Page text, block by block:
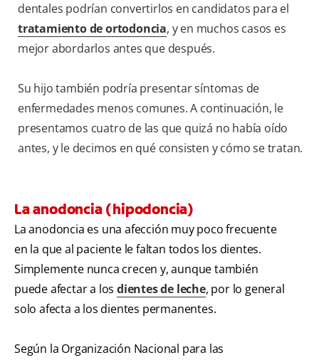
dentales podrían convertirlos en candidatos para el
tratamiento de ortodoncia, y en muchos casos es
mejor abordarlos antes que después.
Su hijo también podría presentar síntomas de
enfermedades menos comunes. A continuación, le
presentamos cuatro de las que quizá no había oído
antes, y le decimos en qué consisten y cómo se tratan.
La anodoncia (hipodoncia)
La anodoncia es una afección muy poco frecuente
en la que al paciente le faltan todos los dientes.
Simplemente nunca crecen y, aunque también
puede afectar a losdientes de leche, por lo general
solo afecta a los dientes permanentes.
Según la Organización Nacional para las